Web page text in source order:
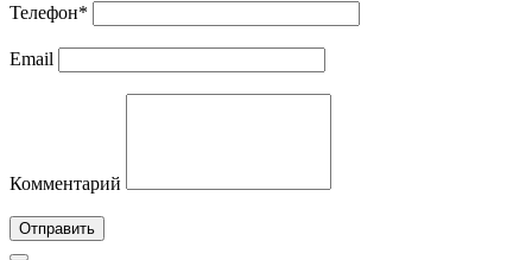
Телефон*
Email
Комментарий
Отправить